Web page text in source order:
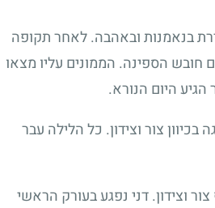
בנאמנות ובאהבה. לאחר תקופה
חובש הספינה. הממונים עליו מצאו
היום הנורא.
בכיוון צור וצידון. כל הלילה עבר
וצידון. דני נפגע בעורק הראשי